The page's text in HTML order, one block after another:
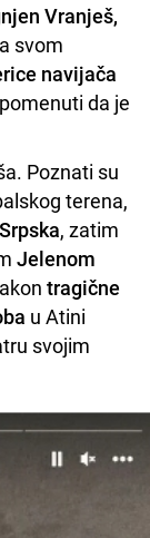
Vranješ,
svom
navijača
da je
Poznati su
terena,
, zatim
Jelenom
tragične
u Atini
svojim